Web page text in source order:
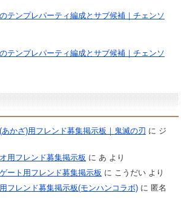
テンプレパーティ編成とサブ候補｜チェンソ
テンプレパーティ編成とサブ候補｜チェンソ
あかざ)用フレンド募集掲示板｜鬼滅の刃 に ジ
用フレンド募集掲示板 に あ より
ート用フレンド募集掲示板 に こうだいより
フレンド募集掲示板(モンハンコラボ)に 匿名